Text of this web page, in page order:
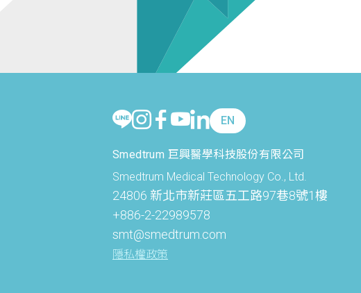
EN
Smedtrum 巨興醫學科技股份有限公司
Smedtrum Medical Technology Co., Ltd.
24806 新北市新莊區五工路97巷8號1樓
+886-2-22989578
smt@smedtrum.com
隱私權政策